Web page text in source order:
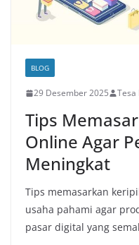
BLOG
29 Desember 2025 Tesa
Tips
Online Agar
Meningkat
Tips memasarkan
usaha pahami agar
pasar digital yang